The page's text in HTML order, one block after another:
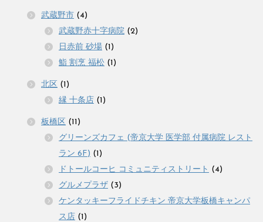
武蔵野市 (4)
武蔵野赤十字病院 (2)
日赤前 砂場 (1)
鮨 割烹 福松 (1)
北区 (1)
縁 十条店 (1)
板橋区 (11)
グリーンズカフェ (帝京大学 医学部 付属病院 レスト
ラン 6F) (1)
ドトールコーヒ コミュニティストリート (4)
グルメプラザ (3)
ケンタッキーフライドチキン 帝京大学板橋キャンパ
ス店 (1)